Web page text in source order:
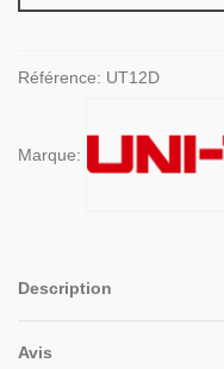
Référence: UT12D
Marque:
Description
Avis